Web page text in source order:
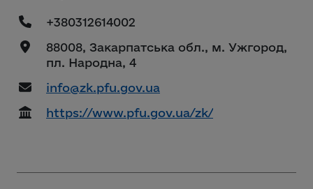
+380312614002
88008, Закарпатська обл., м. Ужгород,
пл. Народна, 4
info@zk.pfu.gov.ua
https://www.pfu.gov.ua/zk/